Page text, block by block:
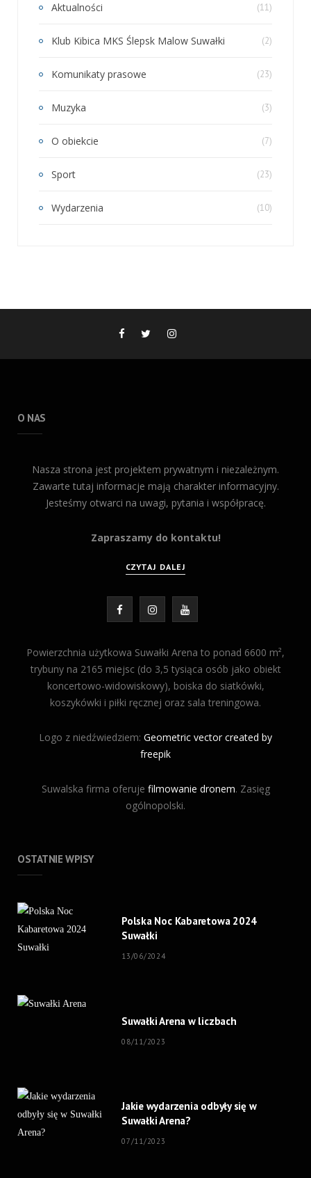
Aktualności (11)
Klub Kibica MKS Ślepsk Malow Suwałki (2)
Komunikaty prasowe (23)
Muzyka (3)
O obiekcie (7)
Sport (23)
Wydarzenia (10)
O NAS
Nasza strona jest projektem prywatnym i niezależnym.
Zawarte tutaj informacje mają charakter informacyjny.
Jesteśmy otwarci na uwagi, pytania i współpracę.
Zapraszamy do kontaktu!
CZYTAJ DALEJ
F
c
e
o
k
I
s
t
a
g
r
a
m
Y
u
T
b
Powierzchnia użytkowa Suwałki Arena to ponad 6600 m²,
trybuny na 2165 miejsc (do 3,5 tysiąca osób jako obiekt
koncertowo-widowiskowy), boiska do siatkówki,
koszykówki i piłki ręcznej oraz sala treningowa.
Logo z niedźwiedziem: Geometric vector created by
freepik
Suwalska firma oferuje filmowanie dronem. Zasięg
ogólnopolski.
OSTATNIE WPISY
Polska Noc Kabaretowa 2024
Suwałki
13/06/2024
Suwałki Arena w liczbach
08/11/2023
Jakie wydarzenia odbyły się w
Suwałki Arena?
07/11/2023